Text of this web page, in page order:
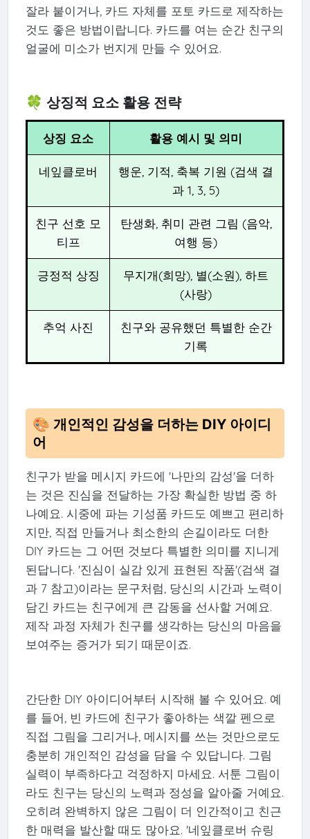
잘라 붙이거나, 카드 자체를 포토 카드로 제작하는
것도 좋은 방법이랍니다. 카드를 여는 순간 친구의
얼굴에 미소가 번지게 만들 수 있어요.
🍀 상징적 요소 활용 전략
상징 요소 활용 예시 및 의미
네잎클로버
행운, 기적, 축복 기원 (검색 결
과 1, 3, 5)
친구 선호 모
티프
탄생화, 취미 관련 그림 (음악,
여행 등)
긍정적 상징
무지개(희망), 별(소원), 하트
(사랑)
추억 사진
친구와 공유했던 특별한 순간
기록
🎨 개인적인 감성을 더하는 DIY 아이디
어
친구가 받을 메시지 카드에 '나만의 감성'을 더하
는 것은 진심을 전달하는 가장 확실한 방법 중 하
나예요. 시중에 파는 기성품 카드도 예쁘고 편리하
지만, 직접 만들거나 최소한의 손길이라도 더한
DIY 카드는 그 어떤 것보다 특별한 의미를 지니게
된답니다. '진심이 실감 있게 표현된 작품'(검색 결
과 7 참고)이라는 문구처럼, 당신의 시간과 노력이
담긴 카드는 친구에게 큰 감동을 선사할 거예요.
제작 과정 자체가 친구를 생각하는 당신의 마음을
보여주는 증거가 되기 때문이죠.
간단한 DIY 아이디어부터 시작해 볼 수 있어요. 예
를 들어, 빈 카드에 친구가 좋아하는 색깔 펜으로
직접 그림을 그리거나, 메시지를 쓰는 것만으로도
충분히 개인적인 감성을 담을 수 있답니다. 그림
실력이 부족하다고 걱정하지 마세요. 서툰 그림이
라도 친구는 당신의 노력과 정성을 알아줄 거예요.
오히려 완벽하지 않은 그림이 더 인간적이고 친근
한 매력을 발산할 때도 많아요. '네잎클로버 슈링